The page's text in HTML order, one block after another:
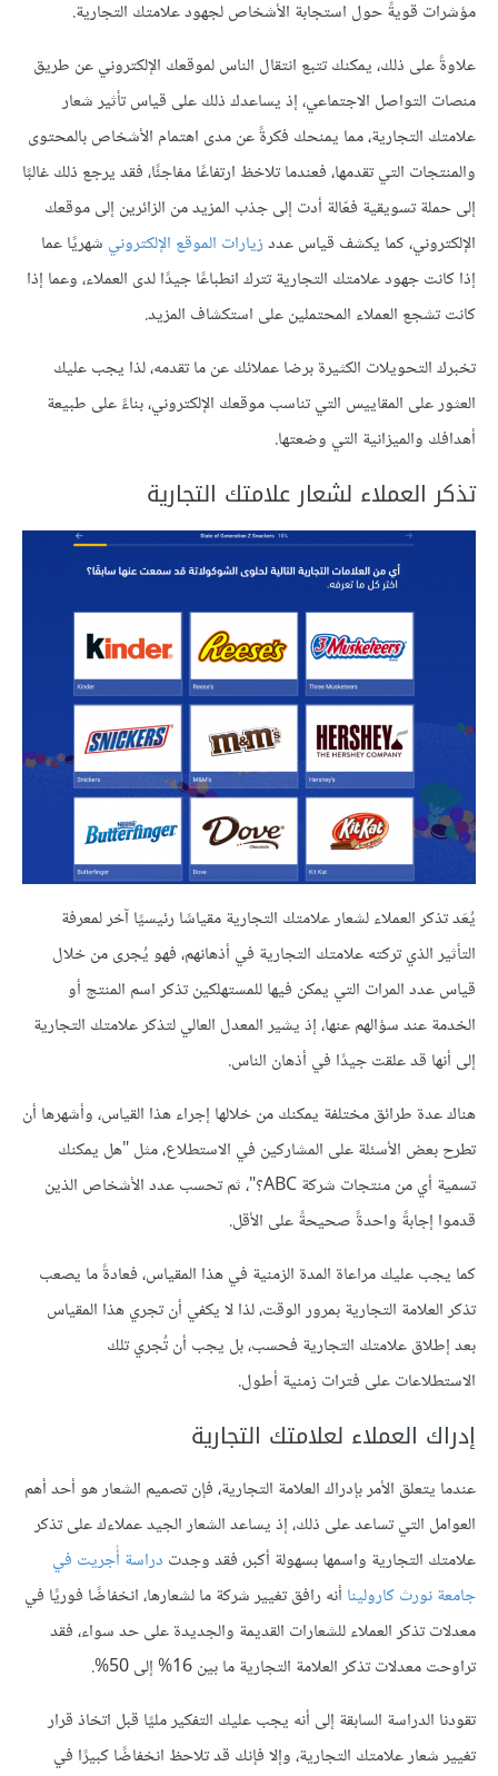
مؤشرات قويةً حول استجابة الأشخاص لجهود علامتك التجارية.
علاوةً على ذلك، يمكنك تتبع انتقال الناس لموقعك الإلكتروني عن طريق
منصات التواصل الاجتماعي، إذ يساعدك ذلك على قياس تأثير شعار
علامتك التجارية، مما يمنحك فكرةً عن مدى اهتمام الأشخاص بالمحتوى
والمنتجات التي تقدمها، فعندما تلاخظ ارتفاعًا مفاجئًا، فقد يرجع ذلك غالبًا
إلى حملة تسويقية فعّالة أدت إلى جذب المزيد من الزائرين إلى موقعك
الإلكتروني، كما يكشف قياس عددزيارات الموقع الإلكتروني شهريًا عما
إذا كانت جهود علامتك التجارية تترك انطباعًا جيدًا لدى العملاء، وعما إذا
كانت تشجع العملاء المحتملين على استكشاف المزيد.
تخبرك التحويلات الكثيرة برضا عملائك عن ما تقدمه، لذا يجب عليك
العثور على المقاييس التي تناسب موقعك الإلكتروني، بناءً على طبيعة
أهدافك والميزانية التي وضعتها.
تذكر العملاء لشعار علامتك التجارية
يُعَد تذكر العملاء لشعار علامتك التجارية مقياسًا رئيسيًا آخر لمعرفة
التأثير الذي تركته علامتك التجارية في أذهانهم، فهو يُجرى من خلال
قياس عدد المرات التي يمكن فيها للمستهلكين تذكر اسم المنتج أو
الخدمة عند سؤالهم عنها، إذ يشير المعدل العالي لتذكر علامتك التجارية
إلى أنها قد علقت جيدًا في أذهان الناس.
هناك عدة طرائق مختلفة يمكنك من خلالها إجراء هذا القياس، وأشهرها أن
تطرح بعض الأسئلة على المشاركين في الاستطلاع، مثل "هل يمكنك
تسمية أي من منتجات شركة ABC؟"، ثم تحسب عدد الأشخاص الذين
قدموا إجابةً واحدةً صحيحةً على الأقل.
كما يجب عليك مراعاة المدة الزمنية في هذا المقياس، فعادةً ما يصعب
تذكر العلامة التجارية بمرور الوقت، لذا لا يكفي أن تجري هذا المقياس
بعد إطلاق علامتك التجارية فحسب، بل يجب أن تُجري تلك
الاستطلاعات على فترات زمنية أطول.
إدراك العملاء لعلامتك التجارية
عندما يتعلق الأمر بإدراك العلامة التجارية، فإن تصميم الشعار هو أحد أهم
العوامل التي تساعد على ذلك، إذ يساعد الشعار الجيد عملاءك على تذكر
علامتك التجارية واسمها بسهولة أكبر، فقد وجدت دراسة أُجريت في
جامعة نورث كارولينا أنه رافق تغيير شركة ما لشعارها، انخفاضًا فوريًا في
معدلات تذكر العملاء للشعارات القديمة والجديدة على حد سواء، فقد
تراوحت معدلات تذكر العلامة التجارية ما بين 16% إلى 50%.
تقودنا الدراسة السابقة إلى أنه يجب عليك التفكير مليًا قبل اتخاذ قرار
تغيير شعار علامتك التجارية، وإلا فإنك قد تلاحظ انخفاضًا كبيرًا في